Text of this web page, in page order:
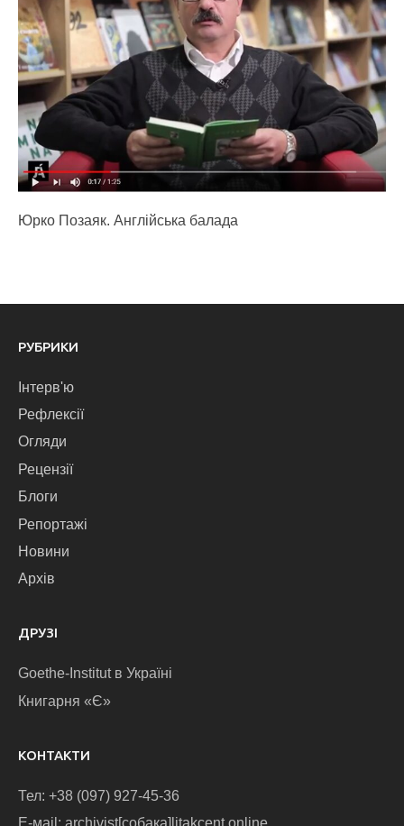
Юрко Позаяк. Англійська балада
РУБРИКИ
Інтерв'ю
Рефлексії
Огляди
Рецензії
Блоги
Репортажі
Новини
Архів
ДРУЗІ
Goethe-Institut в Україні
Книгарня «Є»
КОНТАКТИ
Тел: +38 (097) 927-45-36